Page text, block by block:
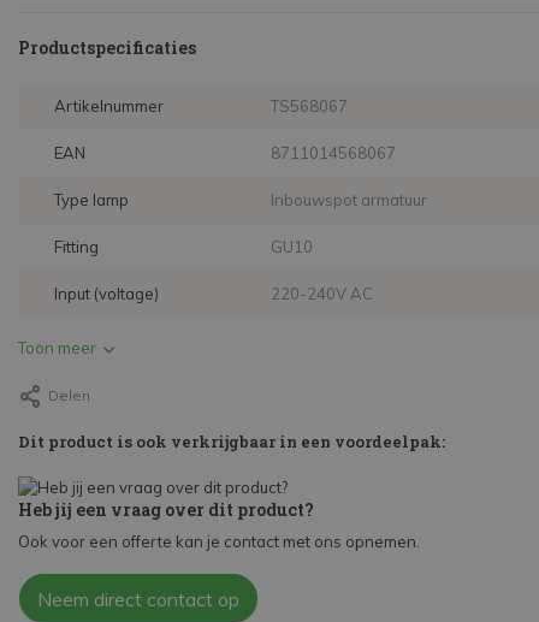
Productspecificaties
Artikelnummer TS568067
EAN 8711014568067
Type lamp Inbouwspot armatuur
Fitting GU10
Input (voltage) 220-240V AC
Toon meer
Delen
Dit product is ook verkrijgbaar in een voordeelpak:
Heb jij een vraag over dit product?
Ook voor een offerte kan je contact met ons opnemen.
Neem direct contact op